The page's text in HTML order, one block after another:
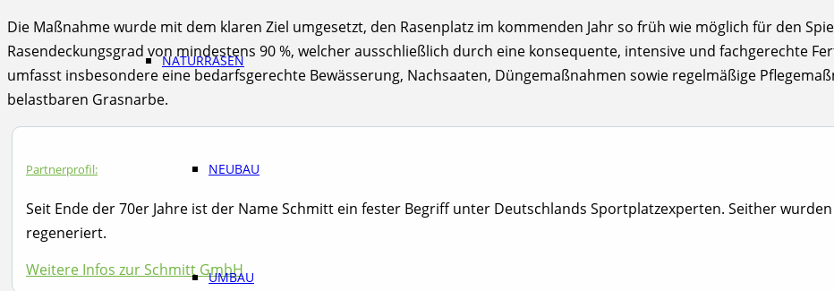
NATURRASEN
NEUBAU
UMBAU
Die Maßnahme wurde mit dem klaren Ziel umgesetzt, den Rasenplatz im kommenden Jahr so früh wie möglich für den
Rasendeckungsgrad von mindestens 90 %, welcher ausschließlich durch eine konsequente, intensive und fachgerechte
umfasst insbesondere eine bedarfsgerechte Bewässerung, Nachsaaten, Düngemaßnahmen sowie regelmäßige
belastbaren Grasnarbe.
Partnerprofil:
Seit Ende der 70er Jahre ist der Name Schmitt ein fester Begriff unter Deutschlands Sportplatzexperten. Seither
regeneriert.
Weitere Infos zur Schmitt GmbH